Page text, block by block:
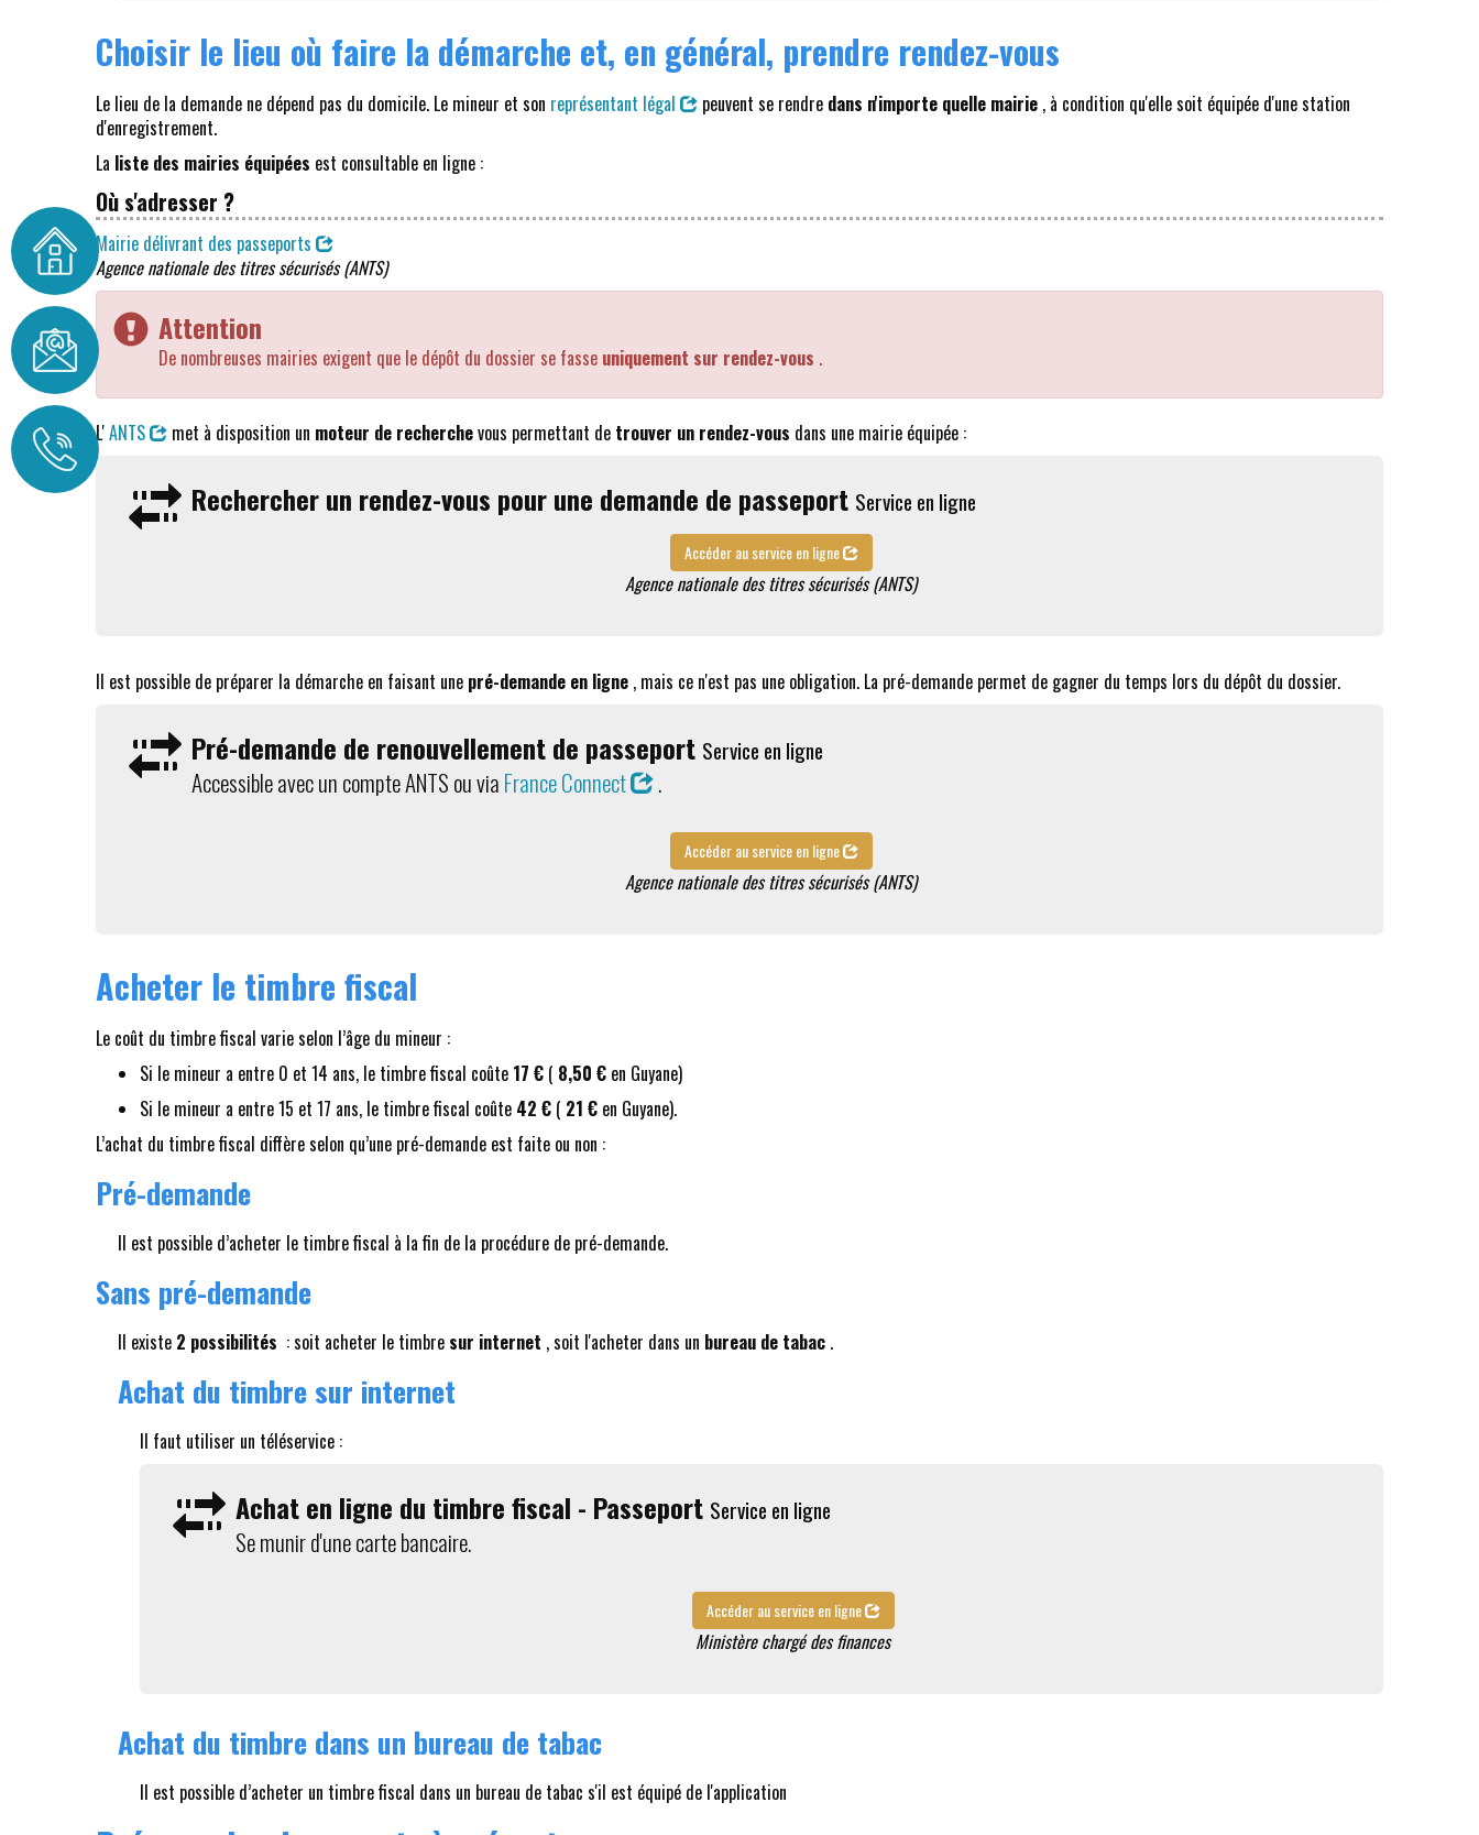
Choisir le lieu où faire la démarche et, en général, prendre rendez-vous
Le lieu de la demande ne dépend pas du domicile. Le mineur et son représentant légal peuvent se rendre dans n'importe quelle mairie , à condition qu'elle soit équipée d'une station
d'enregistrement.
La liste des mairies équipées est consultable en ligne :
Où s'adresser ?
Mairie délivrant des passeports
Agence nationale des titres sécurisés (ANTS)
Attention
De nombreuses mairies exigent que le dépôt du dossier se fasse uniquement sur rendez-vous .
L'ANTS met à disposition un moteur de recherchevous permettant de trouver un rendez-vous dans une mairie équipée :
Rechercher un rendez-vous pour une demande de passeport Service en ligne
Accéder au service en ligne
Agence nationale des titres sécurisés (ANTS)
Il est possible de préparer la démarche en faisant une pré-demande en ligne , mais ce n'est pas une obligation. La pré-demande permet de gagner du temps lors du dépôt du dossier.
Pré-demande de renouvellement de passeport Service en ligne
Accessible avec un compte ANTS ou viaFrance Connect .
Accéder au service en ligne
Agence nationale des titres sécurisés (ANTS)
Acheter le timbre fiscal
Le coût du timbre fiscal varie selon l’âge du mineur :
Si le mineur a entre 0 et 14 ans, le timbre fiscal coûte 17 € ( 8,50 € en Guyane)
Si le mineur a entre 15 et 17 ans, le timbre fiscal coûte 42 € ( 21 € en Guyane).
L’achat du timbre fiscal diffère selon qu’une pré-demande est faite ou non :
Pré-demande
Il est possible d’acheter le timbre fiscal à la fin de la procédure de pré-demande.
Sans pré-demande
Il existe 2 possibilités : soit acheter le timbre sur internet , soit l'acheter dans un bureau de tabac .
Achat du timbre sur internet
Il faut utiliser un téléservice :
Achat en ligne du timbre fiscal - Passeport Service en ligne
Se munir d'une carte bancaire.
Accéder au service en ligne
Ministère chargé des finances
Achat du timbre dans un bureau de tabac
Il est possible d’acheter un timbre fiscal dans un bureau de tabac s'il est équipé de l'application